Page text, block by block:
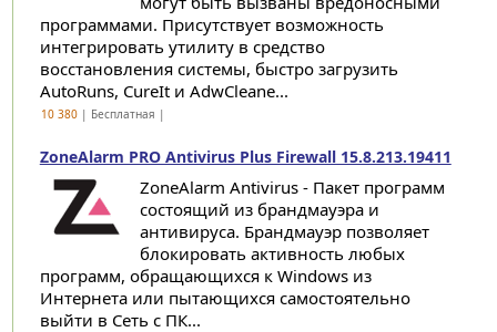
программами. Присутствует возможность
интегрировать утилиту в средство
восстановления системы, быстро загрузить
AutoRuns, CureIt и AdwCleane...
10 380| Бесплатная |
ZoneAlarm PRO Antivirus Plus Firewall 15.8.213.19411
ZoneAlarm Antivirus - Пакет программ
состоящий из брандмауэра и
антивируса. Брандмауэр позволяет
блокировать активность любых
программ, обращающихся к Windows из
Интернета или пытающихся самостоятельно
выйти в Сеть с ПК...